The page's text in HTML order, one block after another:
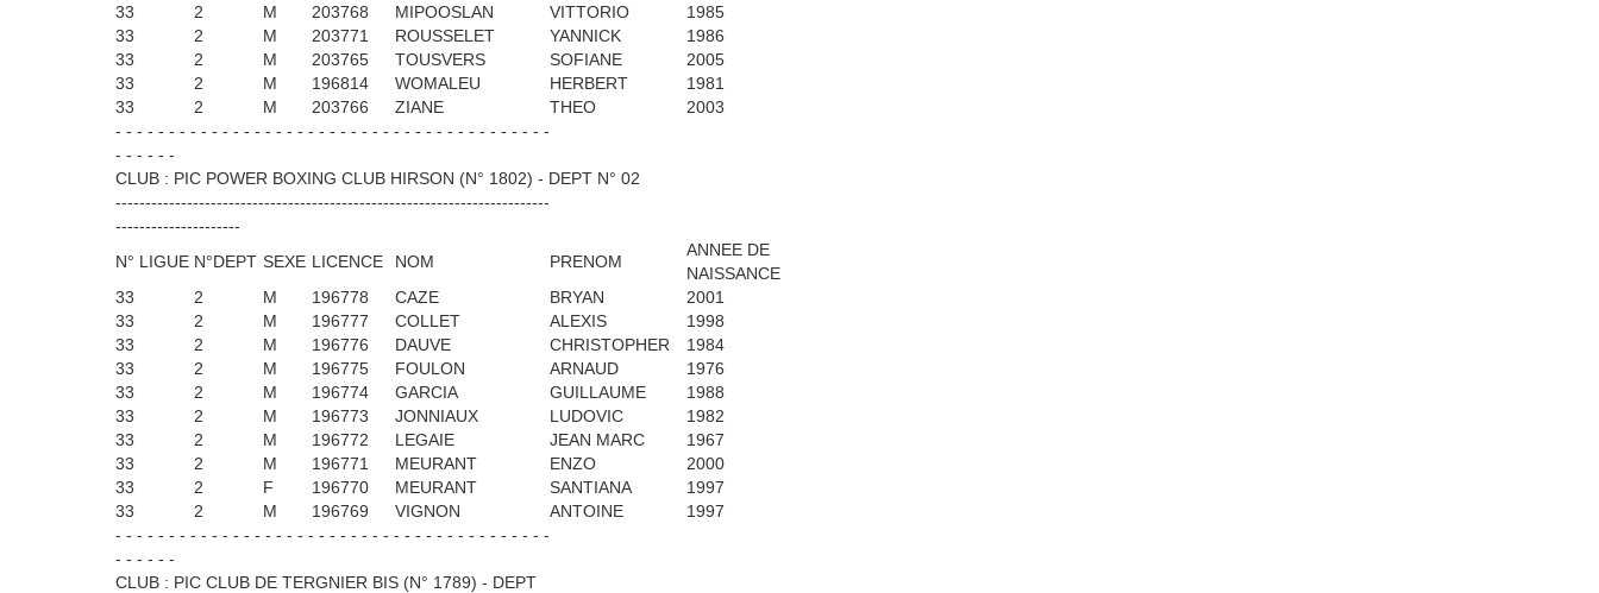
33
2 M 203768 MIPOOSLAN VITTORIO
1985
33
2 M 203771 ROUSSELET YANNICK
1986
33
2 M 203765 TOUSVERS SOFIANE
2005
33
2 M 196814 WOMALEU HERBERT
1981
33
2 M 203766 ZIANE THEO
2003
- - - - - - - - - - - - - - - - - - - - - - - - - - - - - - - - - - - - - - - - -
- - - - - -
CLUB : PIC POWER BOXING CLUB HIRSON (N° 1802) - DEPT N° 02
-------------------------------------------------------------------------
---------------------
N° LIGUE N°DEPT SEXE LICENCE NOM PRENOM
ANNEE DE
NAISSANCE
33
2 M 196778 CAZE BRYAN
2001
33
2 M 196777 COLLET ALEXIS
1998
33
2 M 196776 DAUVE CHRISTOPHER
1984
33
2 M 196775 FOULON ARNAUD
1976
33
2 M 196774 GARCIA GUILLAUME
1988
33
2 M 196773 JONNIAUX LUDOVIC
1982
33
2 M 196772 LEGAIE JEAN MARC
1967
33
2 M 196771 MEURANT ENZO
2000
33
2 F 196770 MEURANT SANTIANA
1997
33
2 M 196769 VIGNON ANTOINE
1997
- - - - - - - - - - - - - - - - - - - - - - - - - - - - - - - - - - - - - - - - -
- - - - - -
CLUB : PIC CLUB DE TERGNIER BIS (N° 1789) - DEPT